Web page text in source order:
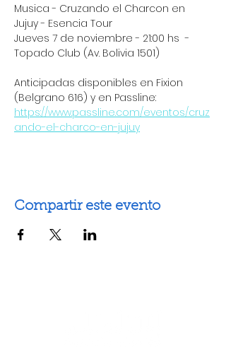
Musica - Cruzando el Charcon en
Jujuy - Esencia Tour
Jueves 7 de noviembre - 21:00 hs  -
Topado Club (Av. Bolivia 1501)
Anticipadas disponibles en Fixion
(Belgrano 616) y en Passline:
https://www.passline.com/eventos/cruz
ando-el-charco-en-jujuy
Compartir este evento